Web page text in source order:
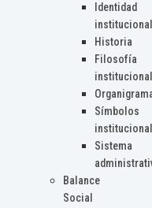
Identidad
institucional
Historia
Filosofía
institucional
Símbolos
Sistema
Balance
Social